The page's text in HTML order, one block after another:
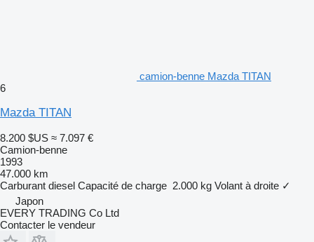
camion-benne Mazda TITAN
6
Mazda TITAN
8.200 $US ≈ 7.097 €
Camion-benne
1993
47.000 km
Carburant diesel Capacité de charge 2.000 kg Volant à droite ✓
Japon
EVERY TRADING Co Ltd
Contacter le vendeur